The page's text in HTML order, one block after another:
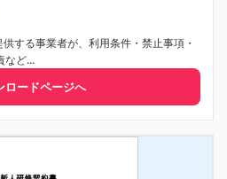
する事業者が、利用条件・禁止事項・
など...
ロードページへ